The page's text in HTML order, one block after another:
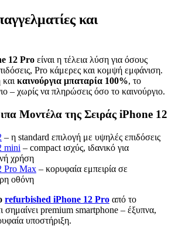
και
12 Pro είναι η τέλεια λύση για όσους
Pro κάμερες και κομψή εμφάνιση.
καικαινούργια μπαταρία 100%, το
– χωρίς να πληρώσεις όσο το καινούργιο.
Μοντέλα της Σειράς iPhone 12
– η standard επιλογή με υψηλές επιδόσεις
mini – compact ισχύς, ιδανικό για
χρήση
Pro Max – κορυφαία εμπειρία σε
οθόνη
refurbished iPhone 12 Pro από το
σημαίνει premium smartphone – έξυπνα,
υποστήριξη.